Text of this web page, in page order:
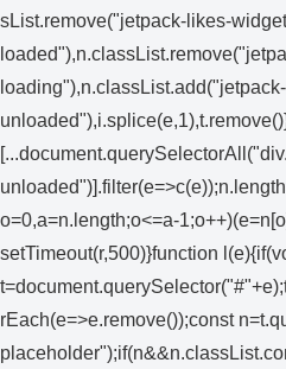
sList.remove("jetpack-likes-
o=0,a=n.length;o<=a-
setTimeout(r,500)}function
rEach(e=>e.remove());const